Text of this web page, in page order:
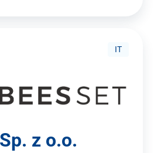
IT
z o.o.